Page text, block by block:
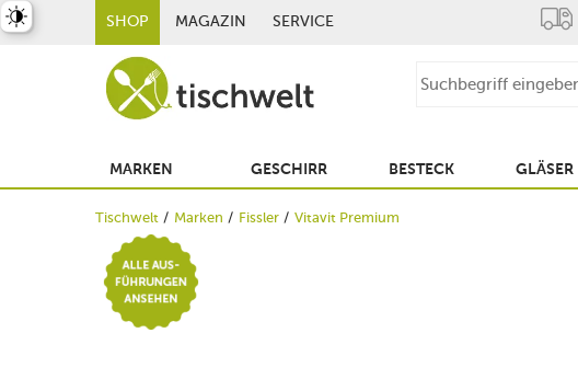
SHOP MAGAZIN SERVICE
MARKEN GESCHIRR BESTECK GLÄSER
Tischwelt Marken Fissler Vitavit Premium
umschalten